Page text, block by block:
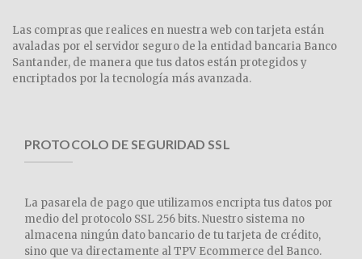
Las compras que realices en nuestra web con tarjeta están
avaladas por el servidor seguro de la entidad bancaria Banco
Santander, de manera que tus datos están protegidos y
encriptados por la tecnología más avanzada.
PROTOCOLO DE SEGURIDAD SSL
La pasarela de pago que utilizamos encripta tus datos por
medio del protocolo SSL 256 bits. Nuestro sistema no
almacena ningún dato bancario de tu tarjeta de crédito,
sino que va directamente al TPV Ecommerce del Banco.